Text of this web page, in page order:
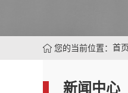
您的当前位置： 首页
新闻中心